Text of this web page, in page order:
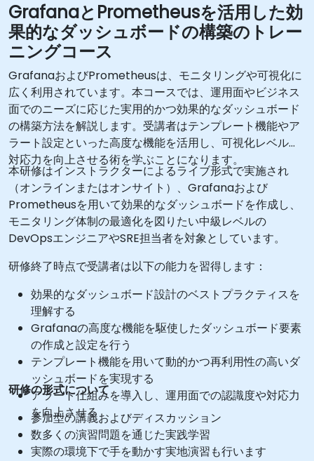
GrafanaとPrometheusを活用した効
果的なダッシュボードの構築のトレー
ニングコース
GrafanaおよびPrometheusは、モニタリングや可視化に
広く利用されています。本コースでは、運用面やビジネス
面でのニーズに応じた実用的かつ効果的なダッシュボード
の構築方法を解説します。受講者はテンプレート機能やア
ラート設定といった高度な機能を活用し、可視化レベルと
対応力を向上させる術を学ぶことになります。
本研修はインストラクターによるライブ形式で実施され
（オンラインまたはオンサイト）、Grafanaおよび
Prometheusを用いて効果的なダッシュボードを作成し、
モニタリング体制の最適化を図りたい中級レベルの
DevOpsエンジニアやSRE担当者を対象としています。
研修終了時点で受講者は以下の能力を習得します：
効果的なダッシュボード設計のベストプラクティスを
理解する
Grafanaの高度な機能を駆使したダッシュボード要素
の作成と設定を行う
テンプレート機能を用いて動的かつ再利用性の高いダ
ッシュボードを実現する
アラート仕組みを導入し、運用面での認識度や対応力
を向上させる
研修の形式について
参加型の講義およびディスカッション
数多くの演習問題を通じた実践学習
実際の環境下で手を動かす実地演習も行います